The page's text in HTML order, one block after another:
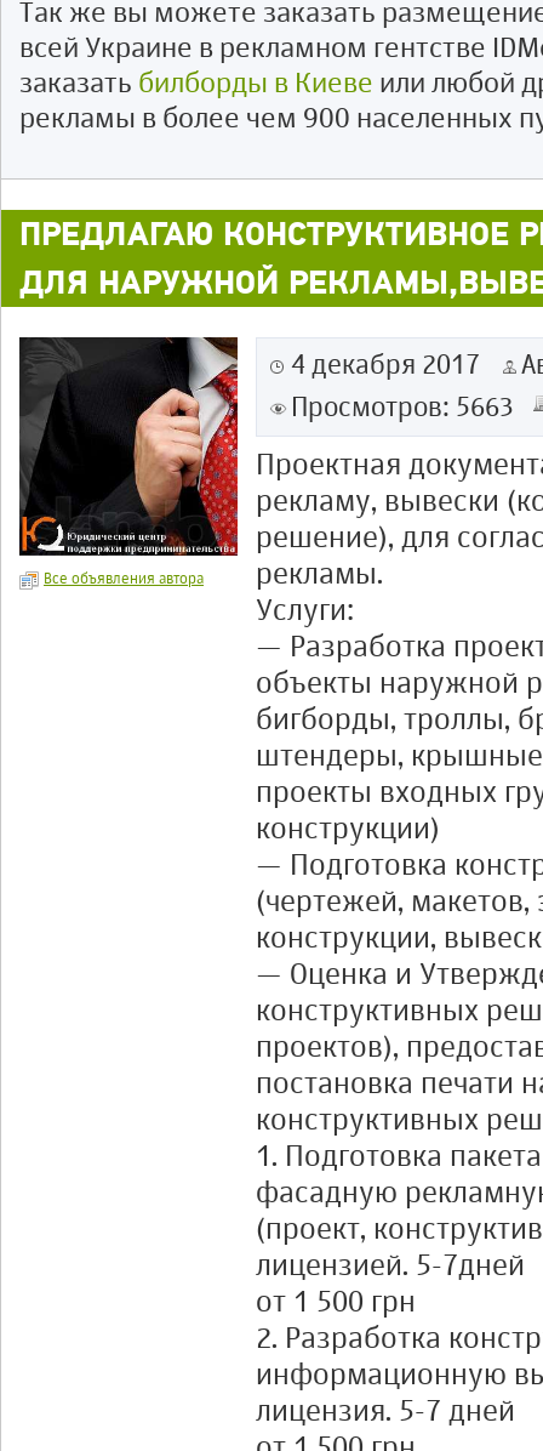
Так же вы можете заказать
всей Украине в рекламном гентстве
заказать билборды в Киеве или любой
рекламы в более чем 900 населенных
ПРЕДЛАГАЮ КОНСТРУКТИВНОЕ
ДЛЯ НАРУЖНОЙ
Все объявления автора
4 декабря 2017
Просмотров: 5663
Проектная
рекламу, вывески
решение), для
рекламы.
Услуги:
— Разработка
объекты наружной
бигборды, троллы,
штендеры, крышные
проекты входных
конструкции)
— Подготовка
(чертежей,
конструкции,
— Оценка и
конструктивных
проектов),
постановка печати
конструктивных
1. Подготовка
фасадную
(проект,
лицензией. 5-7дней
от 1 500 грн
2. Разработка
информационную
лицензия. 5-7 дней